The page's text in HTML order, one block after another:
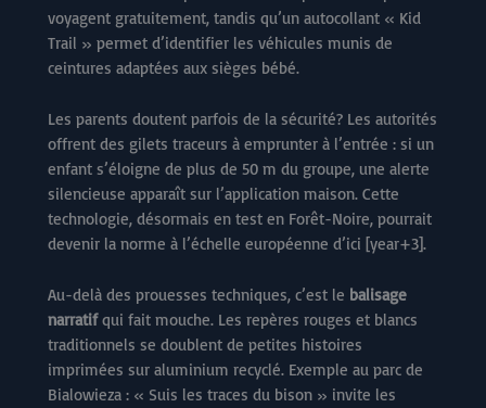
voyagent gratuitement, tandis qu’un autocollant « Kid
Trail » permet d’identifier les véhicules munis de
ceintures adaptées aux sièges bébé.
Les parents doutent parfois de la sécurité ? Les autorités
offrent des gilets traceurs à emprunter à l’entrée : si un
enfant s’éloigne de plus de 50 m du groupe, une alerte
silencieuse apparaît sur l’application maison. Cette
technologie, désormais en test en Forêt-Noire, pourrait
devenir la norme à l’échelle européenne d’ici [year+3].
Au-delà des prouesses techniques, c’est le balisage
narratifqui fait mouche. Les repères rouges et blancs
traditionnels se doublent de petites histoires
imprimées sur aluminium recyclé. Exemple au parc de
Bialowieza : « Suis les traces du bison » invite les